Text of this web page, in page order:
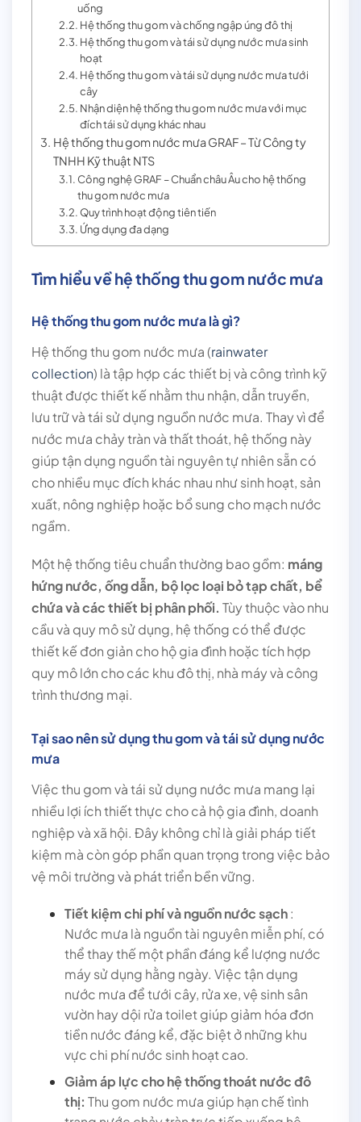
uống
Hệ thống thu gom và chống ngập úng đô thị
Hệ thống thu gom và tái sử dụng nước mưa sinh
hoạt
Hệ thống thu gom và tái sử dụng nước mưa tưới
cây
Nhận diện hệ thống thu gom nước mưa với mục
đích tái sử dụng khác nhau
Hệ thống thu gom nước mưa GRAF – Từ Công ty
TNHH Kỹ thuật NTS
Công nghệ GRAF – Chuẩn châu Âu cho hệ thống
thu gom nước mưa
Quy trình hoạt động tiên tiến
Ứng dụng đa dạng
Tìm hiểu về hệ thống thu gom nước mưa
Hệ thống thu gom nước mưa là gì?
Hệ thống thu gom nước mưa (rainwater
collection) là tập hợp các thiết bị và công trình kỹ
thuật được thiết kế nhằm thu nhận, dẫn truyền,
lưu trữ và tái sử dụng nguồn nước mưa. Thay vì để
nước mưa chảy tràn và thất thoát, hệ thống này
giúp tận dụng nguồn tài nguyên tự nhiên sẵn có
cho nhiều mục đích khác nhau như sinh hoạt, sản
xuất, nông nghiệp hoặc bổ sung cho mạch nước
ngầm.
Một hệ thống tiêu chuẩn thường bao gồm: máng
hứng nước, ống dẫn, bộ lọc loại bỏ tạp chất, bể
chứa và các thiết bị phân phối. Tùy thuộc vào nhu
cầu và quy mô sử dụng, hệ thống có thể được
thiết kế đơn giản cho hộ gia đình hoặc tích hợp
quy mô lớn cho các khu đô thị, nhà máy và công
trình thương mại.
Tại sao nên sử dụng thu gom và tái sử dụng nước
mưa
Việc thu gom và tái sử dụng nước mưa mang lại
nhiều lợi ích thiết thực cho cả hộ gia đình, doanh
nghiệp và xã hội. Đây không chỉ là giải pháp tiết
kiệm mà còn góp phần quan trọng trong việc bảo
vệ môi trường và phát triển bền vững.
Tiết kiệm chi phí và nguồn nước sạch:
Nước mưa là nguồn tài nguyên miễn phí, có
thể thay thế một phần đáng kể lượng nước
máy sử dụng hằng ngày. Việc tận dụng
nước mưa để tưới cây, rửa xe, vệ sinh sân
vườn hay dội rửa toilet giúp giảm hóa đơn
tiền nước đáng kể, đặc biệt ở những khu
vực chi phí nước sinh hoạt cao.
Giảm áp lực cho hệ thống thoát nước đô
thị: Thu gom nước mưa giúp hạn chế tình